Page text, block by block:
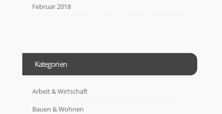
Februar 2018
Kategorien
Arbeit & Wirtschaft
Bauen & Wohnen